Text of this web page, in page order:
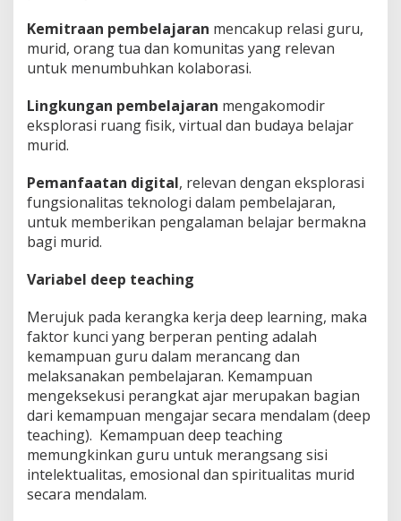
Kemitraan pembelajaran mencakup relasi guru,
murid, orang tua dan komunitas yang relevan
untuk menumbuhkan kolaborasi.
Lingkungan pembelajaran mengakomodir
eksplorasi ruang fisik, virtual dan budaya belajar
murid.
Pemanfaatan digital, relevan dengan eksplorasi
fungsionalitas teknologi dalam pembelajaran,
untuk memberikan pengalaman belajar bermakna
bagi murid.
Variabel deep teaching
Merujuk pada kerangka kerja deep learning, maka
faktor kunci yang berperan penting adalah
kemampuan guru dalam merancang dan
melaksanakan pembelajaran. Kemampuan
mengeksekusi perangkat ajar merupakan bagian
dari kemampuan mengajar secara mendalam (deep
teaching). Kemampuan deep teaching
memungkinkan guru untuk merangsang sisi
intelektualitas, emosional dan spiritualitas murid
secara mendalam.